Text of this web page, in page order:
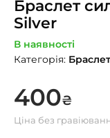
Браслет
Silver
В наявності
Категорія:
400₴
Ціна без